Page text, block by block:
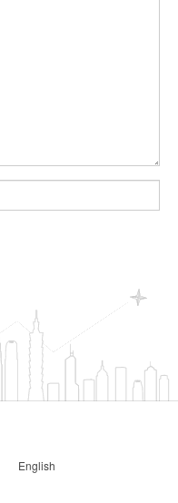
English